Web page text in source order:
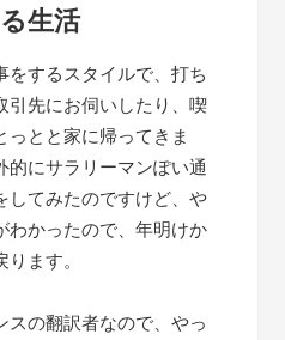
生活
をするスタイルで、打ち
引先にお伺いしたり、喫
とと家に帰ってきま
的にサラリーマンぽい通
してみたのですけど、や
わかったので、年明けか
ます。
スの翻訳者なので、やっ